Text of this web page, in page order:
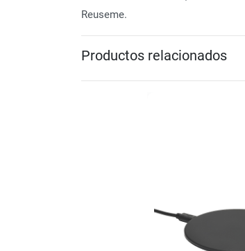
Reuseme.
Productos relacionados